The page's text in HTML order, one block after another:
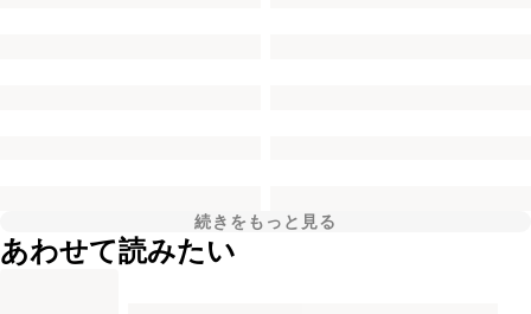
続きをもっと見る
あわせて読みたい